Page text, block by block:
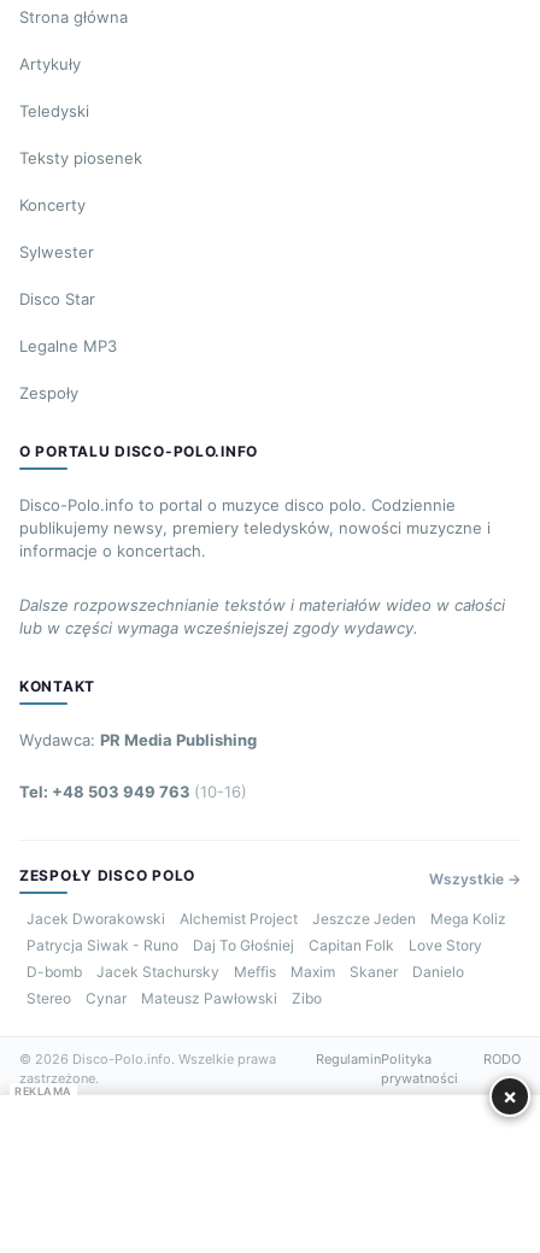
Strona główna
Artykuły
Teledyski
Teksty piosenek
Koncerty
Sylwester
Disco Star
Legalne MP3
Zespoły
O PORTALU DISCO-POLO.INFO
Disco-Polo.info to portal o muzyce disco polo. Codziennie
publikujemy newsy, premiery teledysków, nowości muzyczne i
informacje o koncertach.
Dalsze rozpowszechnianie tekstów i materiałów wideo w całości
lub w części wymaga wcześniejszej zgody wydawcy.
KONTAKT
Wydawca: PR Media Publishing
Tel: +48 503 949 763 (10-16)
ZESPOŁY DISCO POLO Wszystkie →
Jacek Dworakowski Alchemist Project Jeszcze Jeden
Mega Koliz
Patrycja Siwak - Runo
Daj To Głośniej Capitan Folk
Love Story
D-bomb
Jacek Stachursky Meffis Maxim Skaner
Danielo
Stereo
Cynar Mateusz Pawłowski Zibo
© 2026 Disco-Polo.info. Wszelkie prawa
zastrzeżone.
RegulaminPolityka
prywatności
RODO
REKLAMA ×